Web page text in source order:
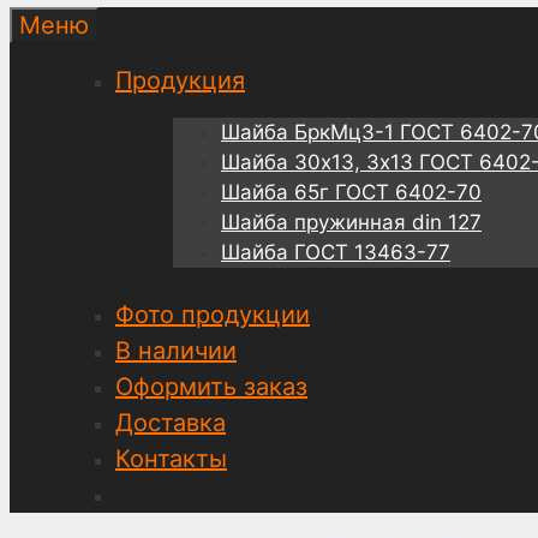
Меню
Продукция
Шайба БркМц3-1 ГОСТ 6402-
Шайба 30х13, 3х13 ГОСТ
Шайба 65г ГОСТ 6402-70
Шайба пружинная din 127
Шайба ГОСТ 13463-77
Фото продукции
В наличии
Оформить заказ
Доставка
Контакты